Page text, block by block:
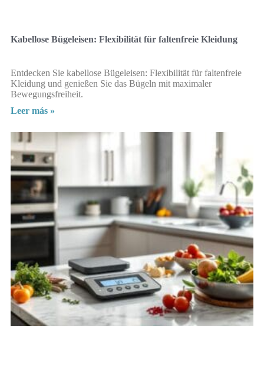
Kabellose Bügeleisen: Flexibilität für faltenfreie Kleidung
Entdecken Sie kabellose Bügeleisen: Flexibilität für faltenfreie
Kleidung und genießen Sie das Bügeln mit maximaler
Bewegungsfreiheit.
Leer más »